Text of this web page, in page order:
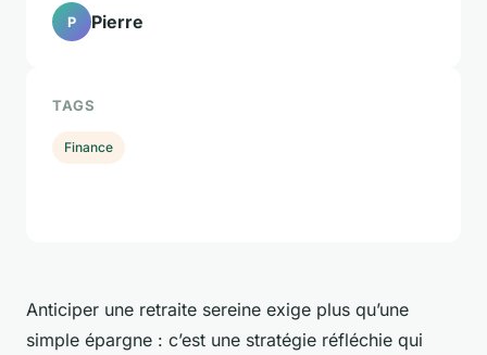
Anticiper une retraite sereine exige plus qu’une
simple épargne : c’est une stratégie réfléchie qui
P Pierre
TAGS
Finance